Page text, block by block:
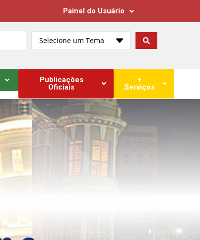
Painel do Usuário
Selecione um Tema
Publicações
Oficiais
+
Serviços